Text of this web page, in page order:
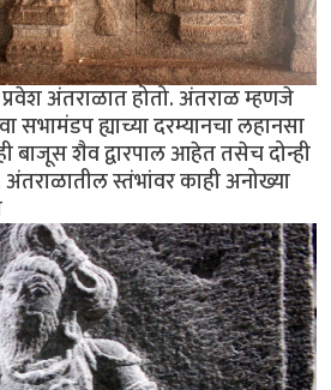
अंतराळात होतो. अंतराळ म्हणजे
ह्याच्या दरम्यानचा लहानसा
बाजूस शैव द्वारपाल आहेत तसेच दोन्ही
स्तंभांवर काही अनोख्या